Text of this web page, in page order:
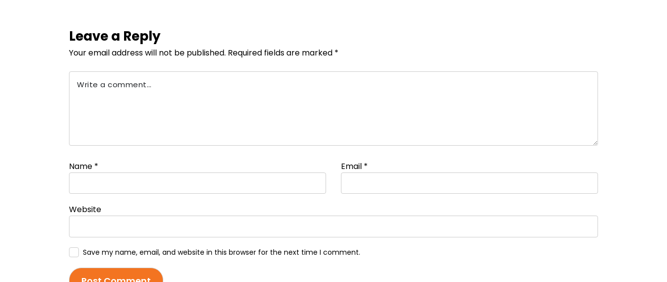
Leave a Reply
Your email address will not be published. Required fields are marked *
Name * Email *
Website
Save my name, email, and website in this browser for the next time I comment.